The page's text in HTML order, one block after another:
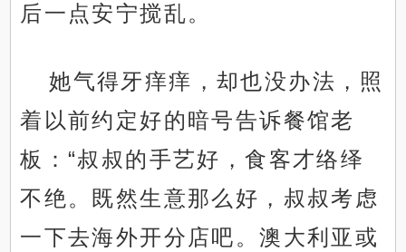
后一点安宁搅乱。
她气得牙痒痒，却也没办法，照
着以前约定好的暗号告诉餐馆老
板：“叔叔的手艺好，食客才络绎
不绝。既然生意那么好，叔叔考虑
一下去海外开分店吧。澳大利亚或